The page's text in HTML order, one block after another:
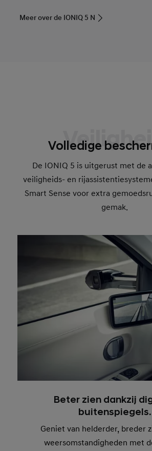
Meer over de IONIQ 5 N
Volledige
De IONIQ 5 is uitgerust met de
veiligheids- en
Smart Sense voor extra
gemak.
Beter zien dankzij
buitenspiegels.
Geniet van helderder, breder
weersomstandigheden met